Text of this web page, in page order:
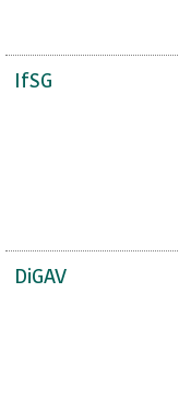
IfSG
DiGAV